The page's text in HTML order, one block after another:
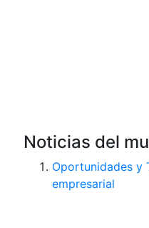
Noticias del
Oportunidades y
empresarial